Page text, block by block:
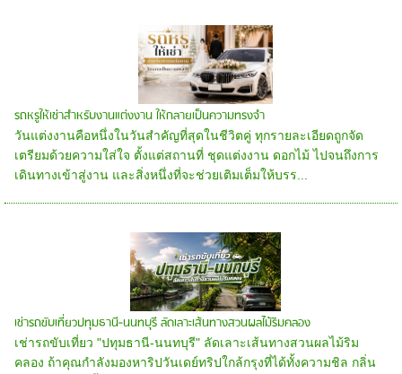
รถหรูให้เช่าสำหรับงานแต่งงาน ให้กลายเป็นความทรงจำ
วันแต่งงานคือหนึ่งในวันสำคัญที่สุดในชีวิตคู่ ทุกรายละเอียดถูกจัด
เตรียมด้วยความใส่ใจ ตั้งแต่สถานที่ ชุดแต่งงาน ดอกไม้ ไปจนถึงการ
เดินทางเข้าสู่งาน และสิ่งหนึ่งที่จะช่วยเติมเต็มให้บรร...
เช่ารถขับเที่ยวปทุมธานี-นนทบุรี ลัดเลาะเส้นทางสวนผลไม้ริมคลอง
เช่ารถขับเที่ยว "ปทุมธานี-นนทบุรี" ลัดเลาะเส้นทางสวนผลไม้ริม
คลอง ถ้าคุณกำลังมองหาริปวันเดย์ทริปใกล้กรุงที่ได้ทั้งความชิล กลิ่น